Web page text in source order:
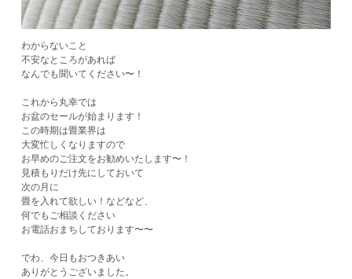
わからないこと
不安なところがあれば
なんでも聞いてください〜！
これから丸幸では
お盆のセールが始まります！
この時期は畳業界は
大変忙しくなりますので
お早めのご注文をお勧めいたします〜！
見積もりだけ先にしておいて
次の月に
畳を入れて欲しい！などなど、
何でもご相談ください
お電話おまちしております〜〜
でわ、今日もおつきあい
ありがとうございました。